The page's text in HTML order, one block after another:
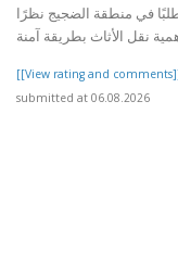
في منطقة الضجيج نظرًا
[[View rating and
submitted at 06.08.2026